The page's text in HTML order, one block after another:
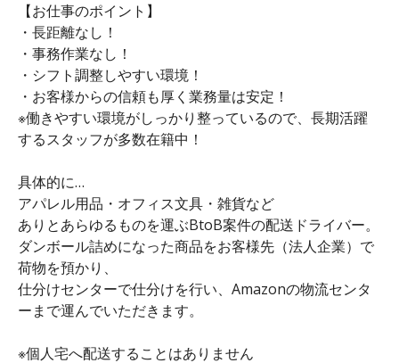
【お仕事のポイント】
・長距離なし！
・事務作業なし！
・シフト調整しやすい環境！
・お客様からの信頼も厚く業務量は安定！
※働きやすい環境がしっかり整っているので、長期活躍
するスタッフが多数在籍中！
具体的に…
アパレル用品・オフィス文具・雑貨など
ありとあらゆるものを運ぶBtoB案件の配送ドライバー。
ダンボール詰めになった商品をお客様先（法人企業）で
荷物を預かり、
仕分けセンターで仕分けを行い、Amazonの物流センタ
ーまで運んでいただきます。
※個人宅へ配送することはありません